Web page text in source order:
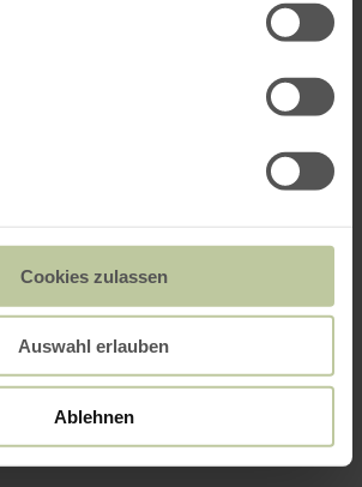
Cookies zulassen
Auswahl erlauben
Ablehnen